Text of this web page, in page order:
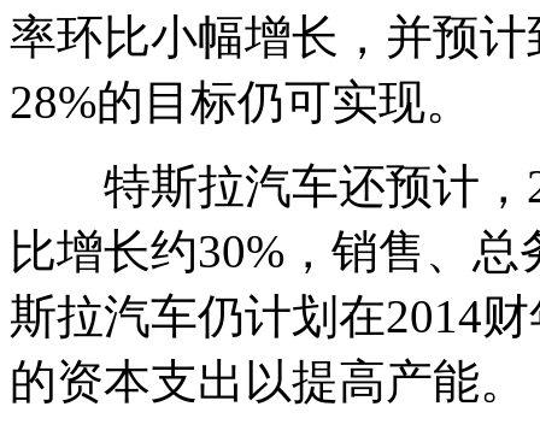
率环比小幅增长，并预
28%的目标仍可实现。
特斯拉汽车还预计，
比增长约30%，销售、
斯拉汽车仍计划在2014
的资本支出以提高产能。